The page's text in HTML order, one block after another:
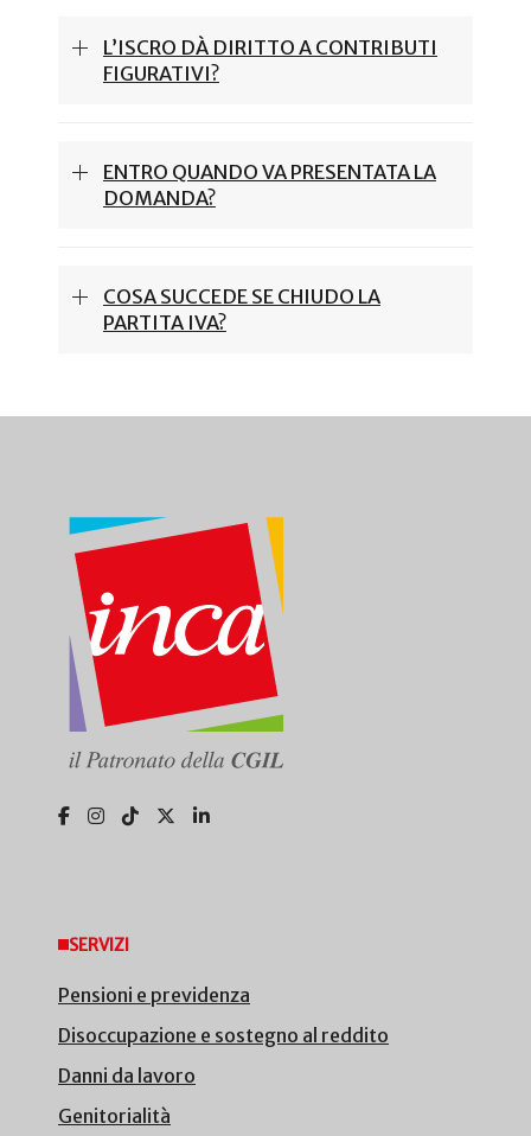
L’ISCRO DÀ DIRITTO A CONTRIBUTI
FIGURATIVI?
ENTRO QUANDO VA PRESENTATA LA
DOMANDA?
COSA SUCCEDE SE CHIUDO LA
PARTITA IVA?
SERVIZI
Pensioni e previdenza
Disoccupazione e sostegno al reddito
Danni da lavoro
Genitorialità